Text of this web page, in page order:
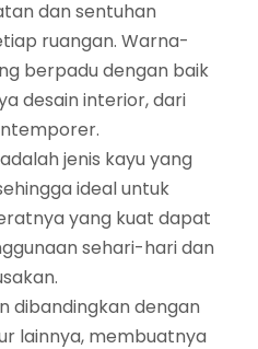
dan sentuhan
ruangan. Warna-
berpadu dengan baik
desain interior, dari
jenis kayu yang
ideal untuk
yang kuat dapat
sehari-hari dan
dibandingkan dengan
lainnya, membuatnya